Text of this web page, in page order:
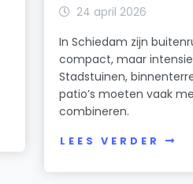
24 april 2026
In Schiedam zijn
compact, maar
Stadstuinen,
patio’s moeten vaak
combineren.
LEES VERDER